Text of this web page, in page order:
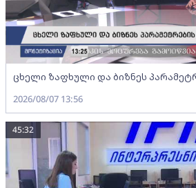
ცხელი ზაფხული და ბიზნეს
2026/08/07 13:56
45:32